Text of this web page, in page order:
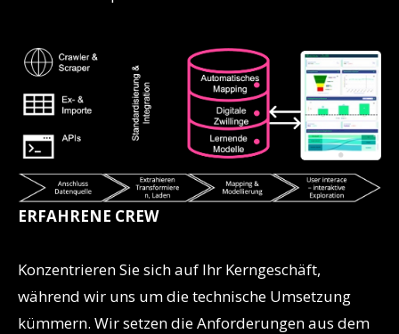
ERFAHRENE CREW
Konzentrieren Sie sich auf Ihr Kerngeschäft,
während wir uns um die technische Umsetzung
kümmern. Wir setzen die Anforderungen aus dem